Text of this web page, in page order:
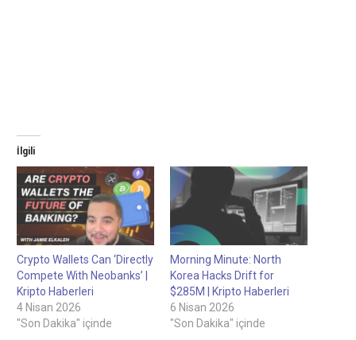
İlgili
Crypto Wallets Can ‘Directly
Compete With Neobanks’ |
Kripto Haberleri
4 Nisan 2026
"Son Dakika" içinde
Morning Minute: North
Korea Hacks Drift for
$285M | Kripto Haberleri
6 Nisan 2026
"Son Dakika" içinde